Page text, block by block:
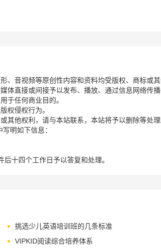
、音视频等原创性内容和资料均受版权、商标或
体直接或间接予以发布、播放、通过信息网络传播
于任何商业目的。
权侵权行为。
其他权利，请与本站联系，本站将予以删除等处理
明如下信息：
十四个工作日予以答复和处理。
挑选少儿英语培训班的几条标准
VIPKID阅读综合培养体系